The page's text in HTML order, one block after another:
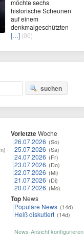
möchte sechs
historische Scheunen
auf einem
denkmalgeschützten
[…] (00)
suchen
VorletzteWoche
26.07.2026 (So)
25.07.2026 (Sa)
24.07.2026 (Fr)
23.07.2026 (Do)
22.07.2026 (Mi)
21.07.2026 (Di)
20.07.2026 (Mo)
Top News
Populäre News (14d)
Heiß diskutiert (14d)
News-Ansicht konfigurieren